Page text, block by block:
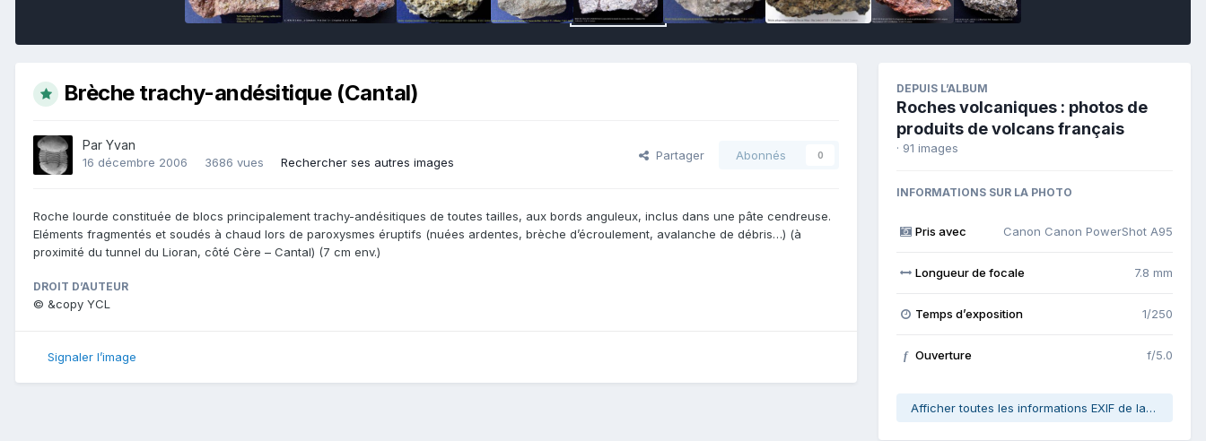
Brèche trachy-andésitique (Cantal)
Par Yvan
16 décembre 2006 3686 vues Rechercher ses autres images
Partager Abonnés 0
Roche lourde constituée de blocs principalement trachy-andésitiques de toutes tailles, aux bords anguleux, inclus dans une pâte cendreuse.
Eléments fragmentés et soudés à chaud lors de paroxysmes éruptifs (nuées ardentes, brèche d’écroulement, avalanche de débris…) (à
proximité du tunnel du Lioran, côté Cère – Cantal) (7 cm env.)
DROIT D’AUTEUR
© &copy YCL
Signaler l’image
DEPUIS L’ALBUM
Roches volcaniques : photos de
produits de volcans français
· 91 images
INFORMATIONS SUR LA PHOTO
Pris avec Canon Canon PowerShot A95
Longueur de focale 7.8 mm
Temps d’exposition 1/250
f Ouverture f/5.0
Afficher toutes les informations EXIF de la photo